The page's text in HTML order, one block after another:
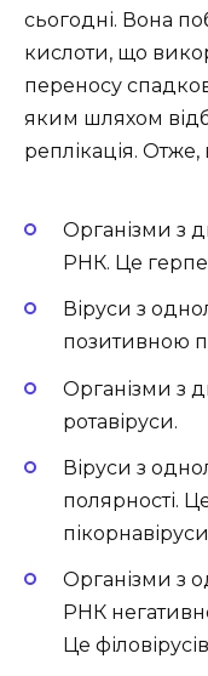
сьогодні. Вона
кислоти, що
переносу
яким шляхом
реплікація. Отже,
Організми з
РНК. Це
Віруси з
позитивною
Організми з
ротавіруси.
Віруси з
полярності.
Організми з
РНК
Це